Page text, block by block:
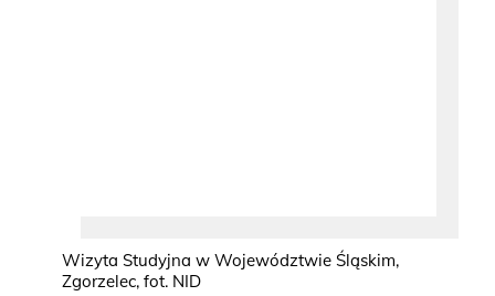
Wizyta Studyjna w Województwie Śląskim,
Zgorzelec, fot. NID